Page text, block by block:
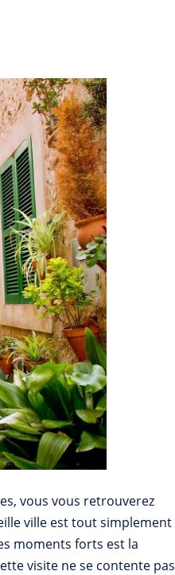
vous vous retrouverez
ville est tout simplement
moments forts est la
visite ne se contente pas